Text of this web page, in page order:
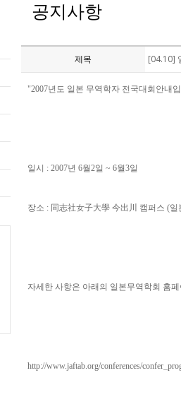
공지사항
제목 [04.10]
"2007년도 일본 무역학자 전국대회안내
일시 : 2007년 6월2일 ~ 6월3일
장소 : 同志社女子大學 今出川 캠퍼스 (일
자세한 사항은 아래의 일본무역학회 홈
http://www.jaftab.org/conferences/